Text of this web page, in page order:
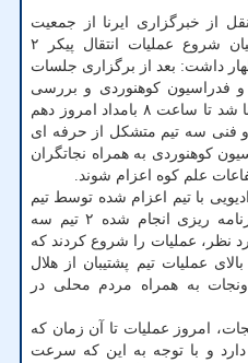
از خبرگزاری ایرنا از جمعیت
هلال احمر، مهدی ولی پور با بیان شروع عملیات انتقال پیکر ۲
داشت: بعد از برگزاری جلسات
فدراسیون کوهنوردی و بررسی
شرایط جوی ارتفاعات علم کوه بنا شد تا ساعت ۸ بامداد امروز دهم
و فنی سه تیم متشکل از حرفه ای
کوهنوردی به همراه نجاتگران
علم کوه اعزام شوند.
با تیم اعزام شده توسط تیم
های پشتیبان اضافه کرد: طبق برنامه ریزی انجام شده ۲ تیم سه
نظر، عملیات را شروع کردند که
عملیات تیم پشتیبان از هلال
به همراه مردم محلی در
امروز عملیات تا آن زمان که
و با توجه به این که سرعت